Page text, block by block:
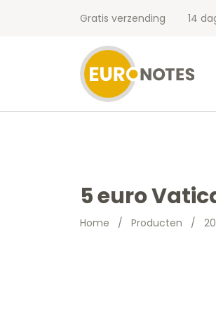
Gratis verzending 14
5 euro
Home / Producten /